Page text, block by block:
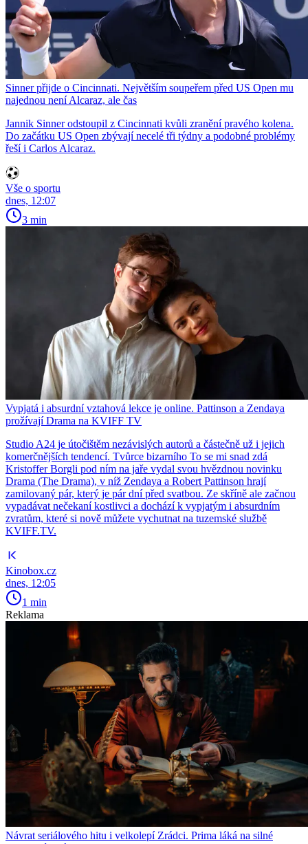
Sinner přijde o Cincinnati. Největším soupeřem před US Open mu
najednou není Alcaraz, ale čas
Jannik Sinner odstoupil z Cincinnati kvůli zranění pravého kolena.
Do začátku US Open zbývají necelé tři týdny a podobné problémy
řeší i Carlos Alcaraz.
Vše o sportu
dnes, 12:07
3 min
Vypjatá i absurdní vztahová lekce je online. Pattinson a Zendaya
prožívají Drama na KVIFF TV
Studio A24 je útočištěm nezávislých autorů a částečně už i jejich
komerčnějších tendencí. Tvůrce bizarního To se mi snad zdá
Kristoffer Borgli pod ním na jaře vydal svou hvězdnou novinku
Drama (The Drama), v níž Zendaya a Robert Pattinson hrají
zamilovaný pár, který je pár dní před svatbou. Ze skříně ale začnou
vypadávat nečekaní kostlivci a dochází k vypjatým i absurdním
zvratům, které si nově můžete vychutnat na tuzemské službě
KVIFF.TV.
Kinobox.cz
dnes, 12:05
1 min
Reklama
Návrat seriálového hitu i velkolepí Zrádci. Prima láká na silné